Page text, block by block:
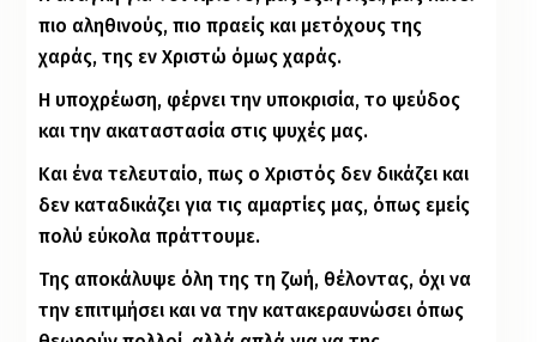
πιο αληθινούς, πιο πραείς και μετόχους της
χαράς, της εν Χριστώ όμως χαράς.
Η υποχρέωση, φέρνει την υποκρισία, το ψεύδος
και την ακαταστασία στις ψυχές μας.
Και ένα τελευταίο, πως ο Χριστός δεν δικάζει και
δεν καταδικάζει για τις αμαρτίες μας, όπως εμείς
πολύ εύκολα πράττουμε.
Της αποκάλυψε όλη της τη ζωή, θέλοντας, όχι να
την επιτιμήσει και να την κατακεραυνώσει όπως